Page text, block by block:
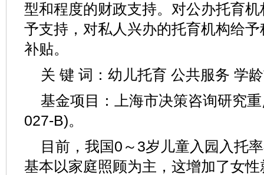
型和程度的财政支持。对公办托育
予支持，对私人兴办的托育机构给
补贴。
关 键 词：幼儿托育 公共服务 学
基金项目：上海市决策咨询研究
027-B)。
目前，我国0～3岁儿童入园入托
基本以家庭照顾为主，这增加了女